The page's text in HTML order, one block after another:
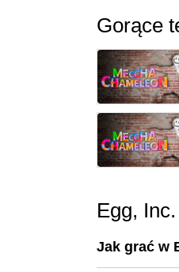
Gorące
Egg,
Jak grać w